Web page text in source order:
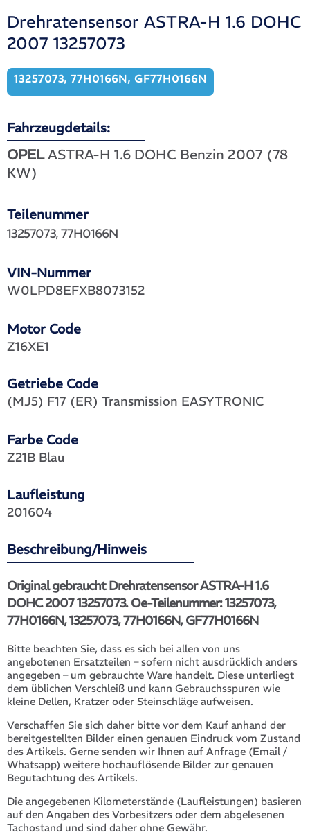
Drehratensensor ASTRA-H 1.6 DOHC
2007 13257073
13257073, 77H0166N, GF77H0166N
Fahrzeugdetails:
OPELASTRA-H 1.6 DOHC Benzin 2007 (78
KW)
Teilenummer
VIN-Nummer
13257073, 77H0166N
W0LPD8EFXB8073152
Motor Code
Getriebe Code
Z16XE1
(MJ5) F17 (ER) Transmission EASYTRONIC
Farbe Code
Laufleistung
Z21B Blau
201604
Beschreibung/Hinweis
Original gebraucht Drehratensensor ASTRA-H 1.6
DOHC 2007 13257073. Oe-Teilenummer: 13257073,
77H0166N, 13257073, 77H0166N, GF77H0166N
Bitte beachten Sie, dass es sich bei allen von uns
angebotenen Ersatzteilen – sofern nicht ausdrücklich anders
angegeben – um gebrauchte Ware handelt. Diese unterliegt
dem üblichen Verschleiß und kann Gebrauchsspuren wie
kleine Dellen, Kratzer oder Steinschläge aufweisen.
Verschaffen Sie sich daher bitte vor dem Kauf anhand der
bereitgestellten Bilder einen genauen Eindruck vom Zustand
des Artikels. Gerne senden wir Ihnen auf Anfrage (Email /
Whatsapp) weitere hochauflösende Bilder zur genauen
Begutachtung des Artikels.
Die angegebenen Kilometerstände (Laufleistungen) basieren
auf den Angaben des Vorbesitzers oder dem abgelesenen
Tachostand und sind daher ohne Gewähr.